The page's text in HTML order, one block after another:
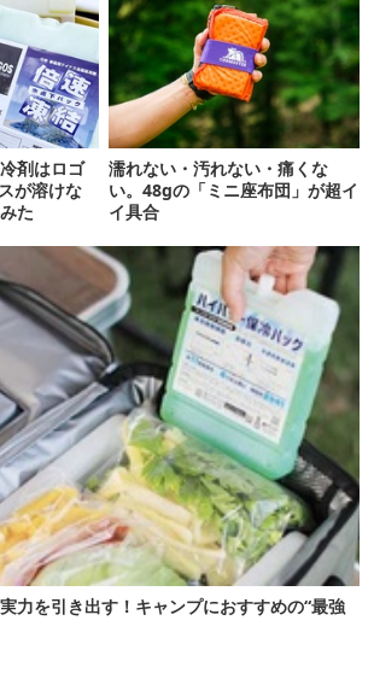
剤はロゴ
が溶けな
た
濡れない・汚れない・痛くな
い。48gの「ミニ座布団」が超イ
イ具合
力を引き出す！キャンプにおすすめの“最強